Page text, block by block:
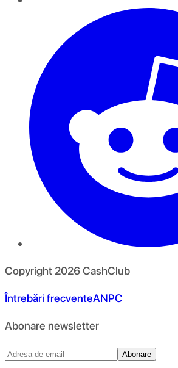
Copyright 2026CashClub
Întrebări frecventeANPC
Abonare newsletter
Abonare